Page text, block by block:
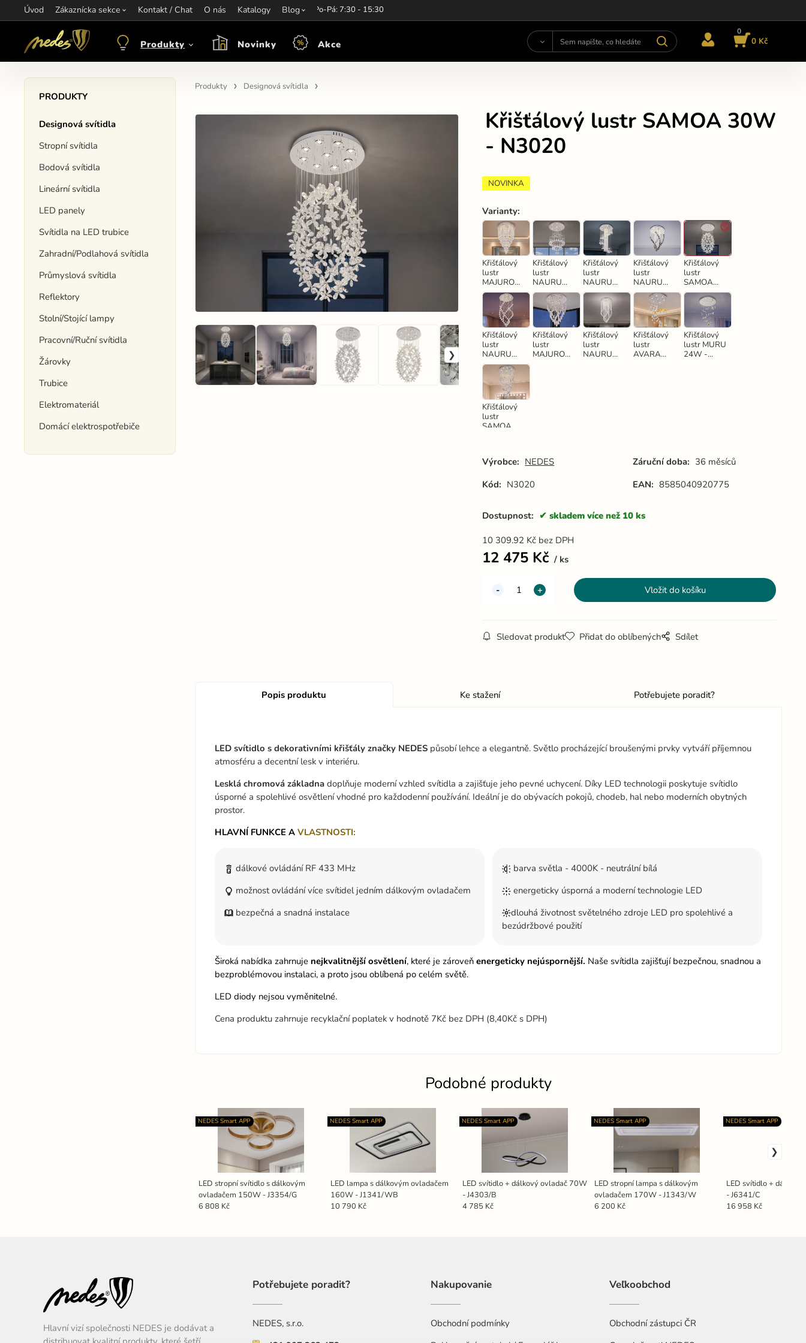
Úvod Zákaznícka sekce Kontakt / Chat O nás Katalogy Blog
Informace:objednavkacz@nedes.sk Kontakt:+421 907 263 473Otevírací hodiny: Po-Pá: 7:30 - 15:30
Produkty Novinky Akce
0
0 Kč
PRODUKTY
Designová svítidla
Stropní svítidla
Bodová svítidla
Lineární svítidla
LED panely
Svítidla na LED trubice
Zahradní/Podlahová svítidla
Průmyslová svítidla
Reflektory
Stolní/Stojící lampy
Pracovní/Ruční svítidla
Žárovky
Trubice
Elektromateriál
Domácí elektrospotřebiče
Produkty Designová svítidla
Křišťálový lustr SAMOA 30W
- N3020
NOVINKA
Varianty:
Křišťálový
lustr
MAJURO
30W -
N3000
Křišťálový
lustr
NAURU
24W -
N3010
Křišťálový
lustr
NAURU
24W -
N3011
Křišťálový
lustr
NAURU
30W -
N3012
Křišťálový
lustr
SAMOA
30W -
N3020
Křišťálový
lustr
NAURU
24W -
N3013
Křišťálový
lustr
MAJURO
Křišťálový
lustr
NAURU
Křišťálový
lustr
AVARA
Křišťálový
lustr MURU
24W -
Křišťálový
lustr
SAMOA
Výrobce: NEDES Záruční doba: 36 měsíců
Kód: N3020 EAN: 8585040920775
Dostupnost: skladem více než 10 ks
10 309.92 Kč bez DPH
12 475 Kč ks
Sledovat produkt Přidat do oblíbených Sdílet
Popis produktu Ke stažení Potřebujete poradit?
LED svítidlo s dekorativními křišťály značky NEDESpůsobí lehce a elegantně. Světlo procházející broušenými prvky vytváří příjemnou
atmosféru a decentní lesk v interiéru.
Lesklá chromová základnadoplňuje moderní vzhled svítidla a zajišťuje jeho pevné uchycení. Díky LED technologii poskytuje svítidlo
úsporné a spolehlivé osvětlení vhodné pro každodenní používání. Ideální je do obývacích pokojů, chodeb, hal nebo moderních obytných
prostor.
HLAVNÍ FUNKCE A VLASTNOSTI:
dálkové ovládání RF 433 MHz
možnost ovládání více svítidel jedním dálkovým ovladačem
bezpečná a snadná instalace
barva světla - 4000K - neutrální bílá
energeticky úsporná a moderní technologie LED
dlouhá životnost světelného zdroje LED pro spolehlivé a
bezúdržbové použití
Široká nabídka zahrnuje nejkvalitnější osvětlení, které je zároveň energeticky nejúspornější. Naše svítidla zajišťují bezpečnou, snadnou a
bezproblémovou instalaci, a proto jsou oblíbená po celém světě.
LED diody nejsou vyměnitelné.
Cena produktu zahrnuje recyklační poplatek v hodnotě 7Kč bez DPH (8,40Kč s DPH)
Podobné produkty
LED stropní svítidlo s dálkovým
ovladačem 150W - J3354/G
NEDES Smart APP
6 808 Kč
LED lampa s dálkovým ovladačem
160W - J1341/WB
NEDES Smart APP
10 790 Kč
LED svítidlo + dálkový ovladač 70W
- J4303/B
NEDES Smart APP
4 785 Kč
LED stropní lampa s dálkovým
ovladačem 170W - J1343/W
NEDES Smart APP
6 200 Kč
LED svítidlo +
- J6341/C
NEDES Smart APP
16 958 Kč
Hlavní vizí společnosti NEDES je dodávat a
Potřebujete poradit?
NEDES, s.r.o.
Nakupovanie
Obchodní podmínky
Veľkoobchod
Obchodní zástupci ČR